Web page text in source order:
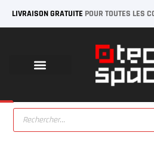
LIVRAISON GRATUITE POUR TOUTES LES